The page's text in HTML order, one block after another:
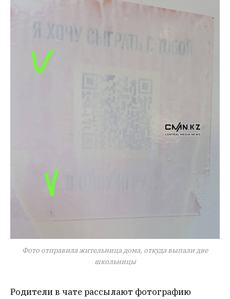
Фото отправила жительница дома, откуда выпали две
школьницы
Родители в чате рассылают фотографию